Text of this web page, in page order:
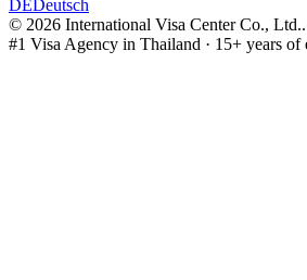
DEDeutsch
© 2026 International Visa Center Co., Ltd..
#1 Visa Agency in Thailand · 15+ years of